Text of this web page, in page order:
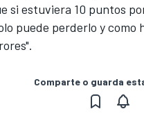
si estuviera 10 puntos
puede perderlo y como
Comparte o guarda